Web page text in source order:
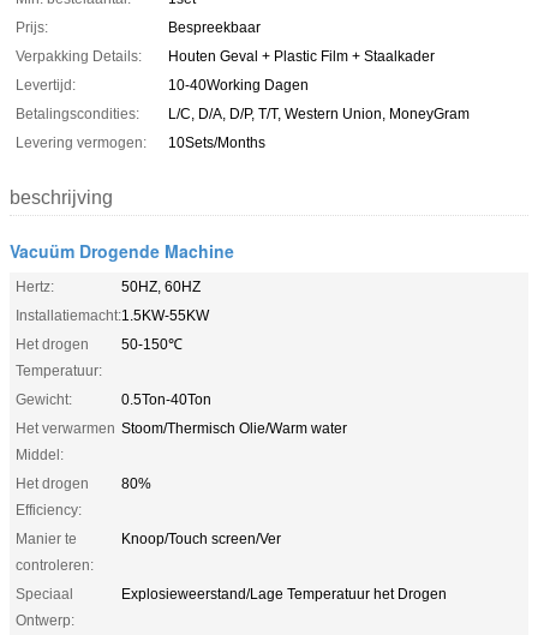
Prijs:
Bespreekbaar
Verpakking Details:
Houten Geval + Plastic Film + Staalkader
Levertijd:
10-40Working Dagen
Betalingscondities:
L/C, D/A, D/P, T/T, Western Union, MoneyGram
Levering vermogen:
10Sets/Months
beschrijving
Vacuüm Drogende Machine
Hertz:
50HZ, 60HZ
Installatiemacht:1.5KW-55KW
Het drogen
Temperatuur:
50-150℃
Gewicht:
0.5Ton-40Ton
Het verwarmen
Middel:
Stoom/Thermisch Olie/Warm water
Het drogen
Efficiency:
80%
Manier te
controleren:
Knoop/Touch screen/Ver
Speciaal
Ontwerp:
Explosieweerstand/Lage Temperatuur het Drogen